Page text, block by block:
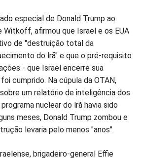
especial de Donald Trump ao
Witkoff, afirmou que Israel e os EUA
de "destruição total da
do lrã" e que o pré-requisito
- que Israel encerre sua
cumprido. Na cúpula da OTAN,
um relatório de inteligência dos
nuclear do lră havia sido
meses, Donald Trump zombou e
levaria pelo menos "anos".
brigadeiro-general Effie